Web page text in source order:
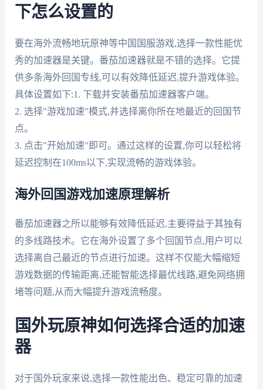
下怎么设置的
要在海外流畅地玩原神等中国国服游戏,选择一款性能优
秀的加速器是关键。番茄加速器就是不错的选择。它提
供多条海外回国专线,可以有效降低延迟,提升游戏体验。
具体设置如下:1. 下载并安装番茄加速器客户端。
2. 选择"游戏加速"模式,并选择离你所在地最近的回国节
点。
3. 点击"开始加速"即可。通过这样的设置,你可以轻松将
延迟控制在100ms以下,实现流畅的游戏体验。
海外回国游戏加速原理解析
番茄加速器之所以能够有效降低延迟,主要得益于其独有
的多线路技术。它在海外设置了多个回国节点,用户可以
选择离自己最近的节点进行加速。这样不仅能大幅缩短
游戏数据的传输距离,还能智能选择最优线路,避免网络拥
堵等问题,从而大幅提升游戏流畅度。
国外玩原神如何选择合适的加速
器
对于国外玩家来说,选择一款性能出色、稳定可靠的加速